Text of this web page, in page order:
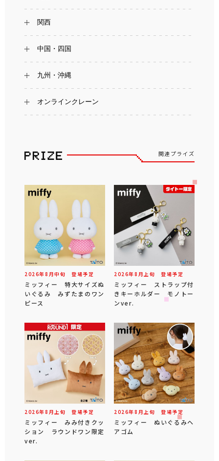
関西
中国・四国
九州・沖縄
オンラインクレーン
関連プライズ
2026年8 月中旬 登場予定
ミッフィー 特大サイズぬ
いぐるみ みずたまのワン
ピース
2026年8 月 上旬 登場予定
ミッフィー ストラップ付
きキーホルダー モノトー
ンver.
2026年8 月 上旬 登場予定
ミッフィー みみ付きクッ
ション ラウンドワン限定
ver.
2026年8 月 上旬 登場予定
ミッフィー ぬいぐるみヘ
アゴム